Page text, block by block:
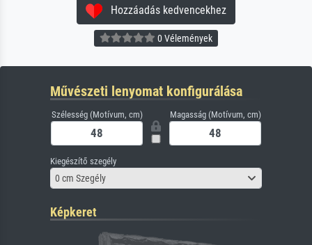
Hozzáadás kedvencekhez
0 Vélemények
Művészeti lenyomat konfigurálása
Szélesség (Motívum, cm) Magasság (Motívum, cm)
Kiegészítő szegély
0 cm Szegély
Képkeret